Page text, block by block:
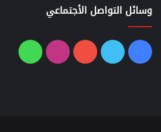
وسائل التواصل الأجتماعي
فيسبوك
تويتر يوتيوبانستقرامواتساب